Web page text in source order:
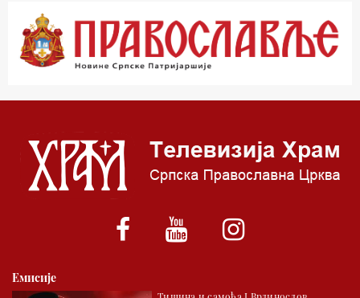
00.03 Црквена предавања и трибине
01.03 Живе речи - подкаст
*најважније вести емитујемо на сваки пун сат
Емисије